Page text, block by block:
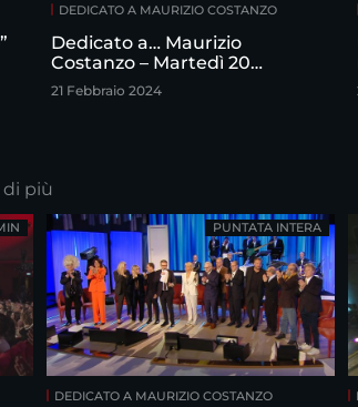
DEDICATO A MAURIZIO COSTANZO
Dedicato a… Maurizio
Costanzo – Martedì 20
febbraio
21 Febbraio 2024
di più
DEDICATO A MAURIZIO COSTANZO
PUNTATA INTERA